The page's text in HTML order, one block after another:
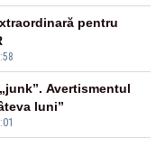
pentru
Avertismentul
luni”